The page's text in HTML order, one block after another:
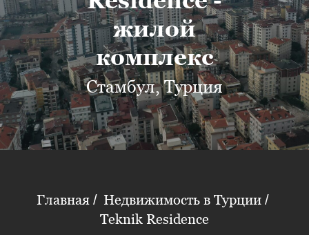
жилой
комплекс
Стамбул, Турция
Главная / Недвижимость в Турции /
Teknik Residence